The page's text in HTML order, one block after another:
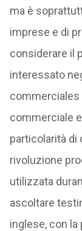
ma è
imprese e di
considerare il
interessato
commerciales
commerciale
particolarità di
rivoluzione
utilizzata
ascoltare
inglese, con